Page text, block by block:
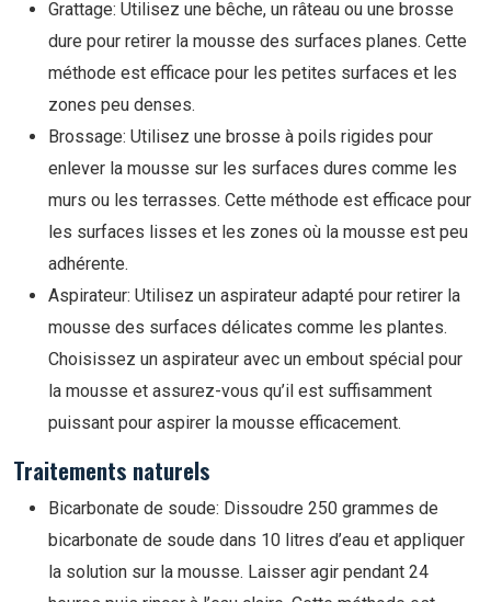
Grattage: Utilisez une bêche, un râteau ou une brosse
dure pour retirer la mousse des surfaces planes. Cette
méthode est efficace pour les petites surfaces et les
zones peu denses.
Brossage: Utilisez une brosse à poils rigides pour
enlever la mousse sur les surfaces dures comme les
murs ou les terrasses. Cette méthode est efficace pour
les surfaces lisses et les zones où la mousse est peu
adhérente.
Aspirateur: Utilisez un aspirateur adapté pour retirer la
mousse des surfaces délicates comme les plantes.
Choisissez un aspirateur avec un embout spécial pour
la mousse et assurez-vous qu’il est suffisamment
puissant pour aspirer la mousse efficacement.
Traitements naturels
Bicarbonate de soude: Dissoudre 250 grammes de
bicarbonate de soude dans 10 litres d’eau et appliquer
la solution sur la mousse. Laisser agir pendant 24